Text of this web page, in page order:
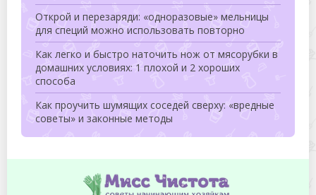
Открой и перезаряди: «одноразовые» мельницы
для специй можно использовать повторно
Как легко и быстро наточить нож от мясорубки в
домашних условиях: 1 плохой и 2 хороших
способа
Как проучить шумящих соседей сверху: «вредные
советы» и законные методы